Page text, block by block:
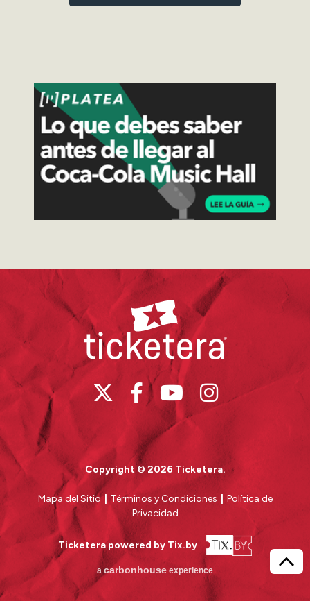
Ticketera
Copyright © 2026 Ticketera.
Mapa del Sitio | Términos y Condiciones
Política de
Privacidad
Ticketera powered by Tix.by
acarbonhouse experience